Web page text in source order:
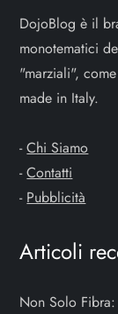
DojoBlog è il
monotematici
"marziali",
made in Italy.
-Chi Siamo
-Contatti
- Pubblicità
Articoli
Non Solo